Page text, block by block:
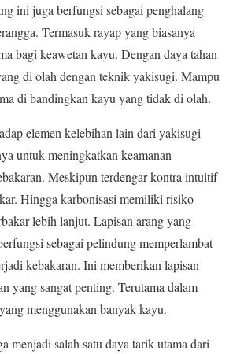
ini juga berfungsi sebagai penghalang
Termasuk rayap yang biasanya
bagi keawetan kayu. Dengan daya tahan
di olah dengan teknik yakisugi. Mampu
di bandingkan kayu yang tidak di olah.
elemen kelebihan lain dari yakisugi
untuk meningkatkan keamanan
Meskipun terdengar kontra intuitif
Hingga karbonisasi memiliki risiko
lebih lanjut. Lapisan arang yang
sebagai pelindung memperlambat
kebakaran. Ini memberikan lapisan
yang sangat penting. Terutama dalam
menggunakan banyak kayu.
menjadi salah satu daya tarik utama dari